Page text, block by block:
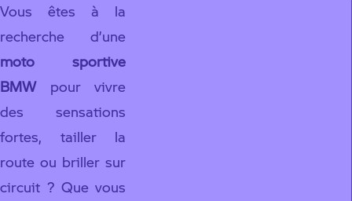
Vous êtes à la
recherche d’une
moto sportive
BMWpour vivre
des sensations
fortes, tailler la
route ou briller sur
circuit ? Que vous